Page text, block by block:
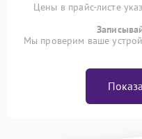
Цены в прайс-листе
Мы проверим ваше